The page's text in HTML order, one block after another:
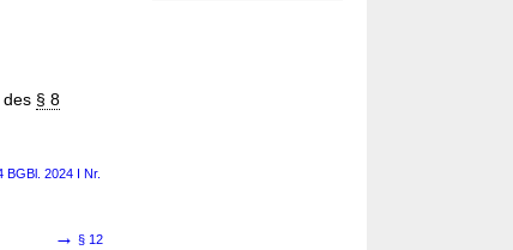
des § 8
2024 I Nr.
→ § 12